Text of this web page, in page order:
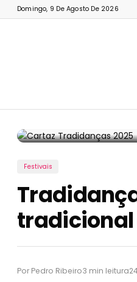
Domingo, 9 De Agosto De 2026
Festivais
Por Pedro Ribeiro3 min leitura